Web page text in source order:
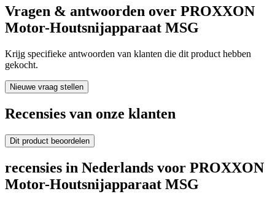
Vragen & antwoorden over PROXXON
Motor-Houtsnijapparaat MSG
Krijg specifieke antwoorden van klanten die dit product hebben
gekocht.
Nieuwe vraag stellen
Recensies van onze klanten
Dit product beoordelen
recensies in Nederlands voor PROXXON
Motor-Houtsnijapparaat MSG